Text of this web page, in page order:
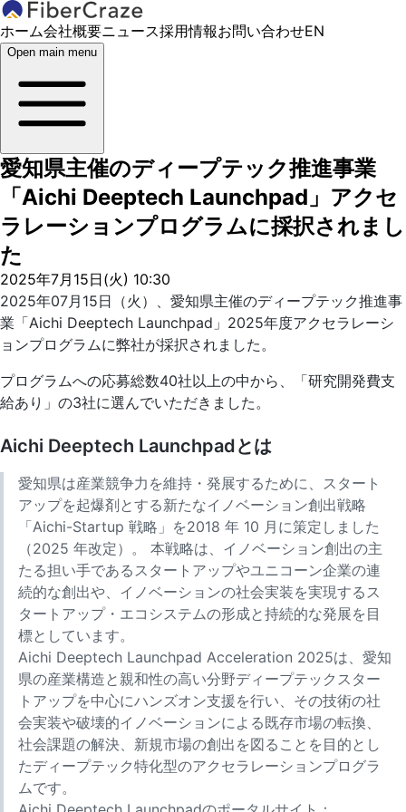
ホーム会社概要ニュース採用情報お問い合わせEN
Open main menu
愛知県主催のディープテック推進事業
「Aichi Deeptech Launchpad」アクセ
ラレーションプログラムに採択されまし
た
2025年7月15日(火) 10:30
2025年07月15日（火）、愛知県主催のディープテック推進事
業「Aichi Deeptech Launchpad」2025年度アクセラレーシ
ョンプログラムに弊社が採択されました。
プログラムへの応募総数40社以上の中から、「研究開発費支
給あり」の3社に選んでいただきました。
Aichi Deeptech Launchpadとは
愛知県は産業競争力を維持・発展するために、スタート
アップを起爆剤とする新たなイノベーション創出戦略
「Aichi-Startup 戦略」を2018 年 10 月に策定しました
（2025 年改定）。 本戦略は、イノベーション創出の主
たる担い手であるスタートアップやユニコーン企業の連
続的な創出や、イノベーションの社会実装を実現するス
タートアップ・エコシステムの形成と持続的な発展を目
標としています。
Aichi Deeptech Launchpad Acceleration 2025は、愛知
県の産業構造と親和性の高い分野ディープテックスター
トアップを中心にハンズオン支援を行い、その技術の社
会実装や破壊的イノベーションによる既存市場の転換、
社会課題の解決、新規市場の創出を図ることを目的とし
たディープテック特化型のアクセラレーションプログラ
ムです。